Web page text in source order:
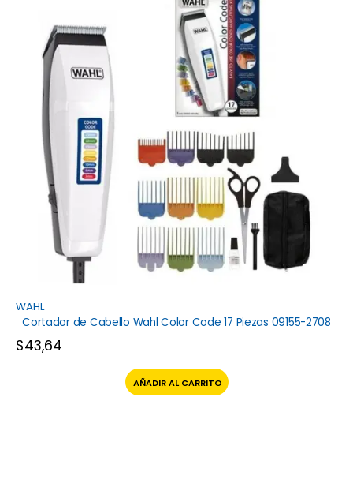
WAHL
Cortador de Cabello Wahl Color Code 17 Piezas 09155-2708
$43,64
AÑADIR AL CARRITO